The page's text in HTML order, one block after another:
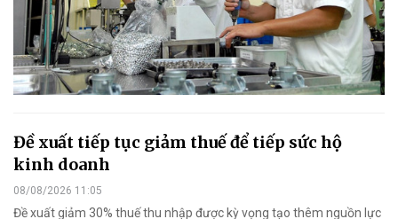
Đề xuất tiếp tục giảm thuế để tiếp sức hộ
kinh doanh
08/08/2026 11:05
Đề xuất giảm 30% thuế thu nhập được kỳ vọng tạo thêm nguồn lực